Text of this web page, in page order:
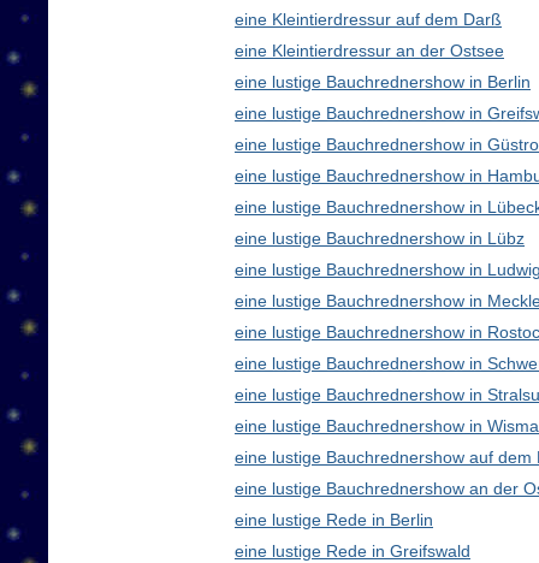
eine Kleintierdressur auf dem Darß
eine Kleintierdressur an der Ostsee
eine lustige Bauchrednershow in Berlin
eine lustige Bauchrednershow in
eine lustige Bauchrednershow in
eine lustige Bauchrednershow in
eine lustige Bauchrednershow in
eine lustige Bauchrednershow in Lübz
eine lustige Bauchrednershow in
eine lustige Bauchrednershow in
eine lustige Bauchrednershow in
eine lustige Bauchrednershow in
eine lustige Bauchrednershow in
eine lustige Bauchrednershow in
eine lustige Bauchrednershow auf dem
eine lustige Bauchrednershow an der
eine lustige Rede in Berlin
eine lustige Rede in Greifswald